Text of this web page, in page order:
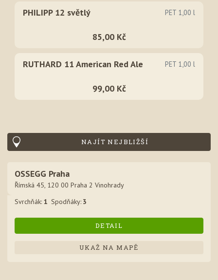
PHILIPP 12 světlý PET 1,00 l
85,00 Kč
RUTHARD 11 American Red Ale PET 1,00 l
99,00 Kč
NAJÍT NEJBLIŽŠÍ
OSSEGG Praha
Římská 45, 120 00 Praha 2 Vinohrady
Svrchňák: 1 Spodňáky: 3
UKAŽ NA MAPĚ
DETAIL